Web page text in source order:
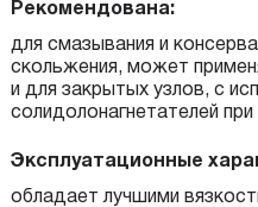
Рекомендована:
для смазывания и
скольжения, может
и для закрытых узлов, с
солидолонагнетателей
Эксплуатационные
обладает лучшими